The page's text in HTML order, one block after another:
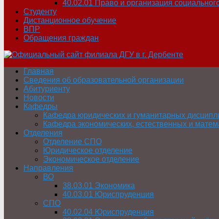
40.02.01 Право и организация
Студенту
Дистанционное обучение
ВПР
Обращения граждан
Главная
Сведения об образовательной организации
Абитуриенту
Новости
Кафедры
Кафедра юридических и гуманитарных
Кафедра экономических, естественных и
Отделения
Отделение СПО
Юридическое отделение
Экономическое отделение
Направления
ВО
38.03.01 Экономика
40.03.01 Юриспруденция
СПО
40.02.04 Юриспруденция